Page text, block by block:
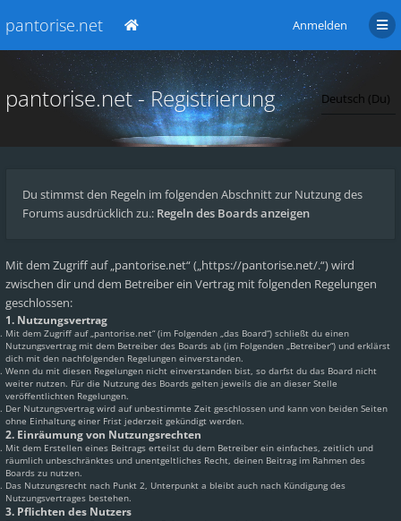
pantorise.net Anmelden
pantorise.net - Registrierung
Du stimmst den Regeln im folgenden Abschnitt zur Nutzung des
Forums ausdrücklich zu.: Regeln des Boards anzeigen
Mit dem Zugriff auf „pantorise.net“ („https://pantorise.net/.“) wird
zwischen dir und dem Betreiber ein Vertrag mit folgenden Regelungen
geschlossen:
1. Nutzungsvertrag
Mit dem Zugriff auf „pantorise.net“ (im Folgenden „das Board“) schließt du einen
Nutzungsvertrag mit dem Betreiber des Boards ab (im Folgenden „Betreiber“) und erklärst
dich mit den nachfolgenden Regelungen einverstanden.
Wenn du mit diesen Regelungen nicht einverstanden bist, so darfst du das Board nicht
weiter nutzen. Für die Nutzung des Boards gelten jeweils die an dieser Stelle
veröffentlichten Regelungen.
Der Nutzungsvertrag wird auf unbestimmte Zeit geschlossen und kann von beiden Seiten
ohne Einhaltung einer Frist jederzeit gekündigt werden.
2. Einräumung von Nutzungsrechten
Mit dem Erstellen eines Beitrags erteilst du dem Betreiber ein einfaches, zeitlich und
räumlich unbeschränktes und unentgeltliches Recht, deinen Beitrag im Rahmen des
Boards zu nutzen.
Das Nutzungsrecht nach Punkt 2, Unterpunkt a bleibt auch nach Kündigung des
Nutzungsvertrages bestehen.
3. Pflichten des Nutzers